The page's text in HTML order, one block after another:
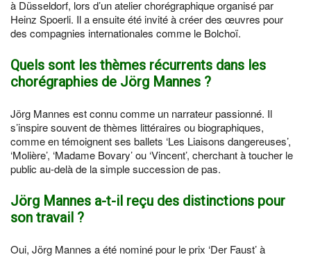
à Düsseldorf, lors d’un atelier chorégraphique organisé par
Heinz Spoerli. Il a ensuite été invité à créer des œuvres pour
des compagnies internationales comme le Bolchoï.
Quels sont les thèmes récurrents dans les
chorégraphies de Jörg Mannes ?
Jörg Mannes est connu comme un narrateur passionné. Il
s’inspire souvent de thèmes littéraires ou biographiques,
comme en témoignent ses ballets ‘Les Liaisons dangereuses’,
‘Molière’, ‘Madame Bovary’ ou ‘Vincent’, cherchant à toucher le
public au-delà de la simple succession de pas.
Jörg Mannes a-t-il reçu des distinctions pour
son travail ?
Oui, Jörg Mannes a été nominé pour le prix ‘Der Faust’ à